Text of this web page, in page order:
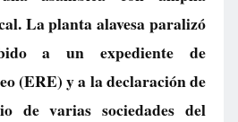
La planta alavesa paralizó
a un expediente de
(ERE) y a la declaración de
de varias sociedades del